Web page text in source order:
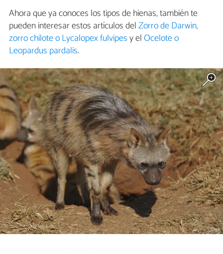
Ahora que ya conoces los tipos de hienas, también te
pueden interesar estos artículos delZorro de Darwin,
zorro chilote o Lycalopex fulvipesy elOcelote o
Leopardus pardalis.